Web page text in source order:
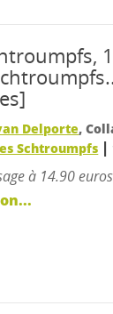
Delporte,
Schtroumpfs |
à 14.90